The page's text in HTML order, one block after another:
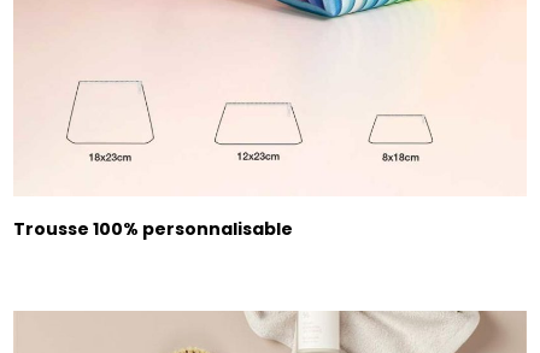
Trousse 100% personnalisable